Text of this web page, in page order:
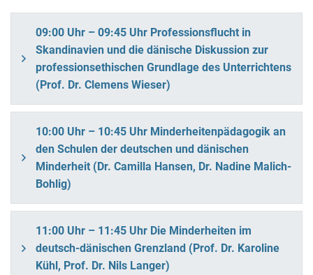
09:00 Uhr – 09:45 Uhr Professionsflucht in
Skandinavien und die dänische Diskussion zur
professionsethischen Grundlage des Unterrichtens
(Prof. Dr. Clemens Wieser)
10:00 Uhr – 10:45 Uhr Minderheitenpädagogik an
den Schulen der deutschen und dänischen
Minderheit (Dr. Camilla Hansen, Dr. Nadine Malich-
Bohlig)
11:00 Uhr – 11:45 Uhr Die Minderheiten im
deutsch-dänischen Grenzland (Prof. Dr. Karoline
Kühl, Prof. Dr. Nils Langer)